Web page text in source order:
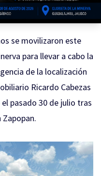
se movilizaron este
para llevar a cabo la
de la localización
Ricardo Cabezas
pasado 30 de julio tras